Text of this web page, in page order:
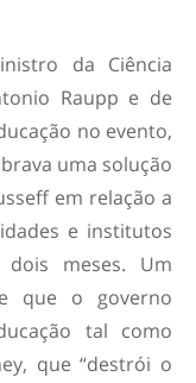
da Ciência
Raupp e de
no evento,
uma solução
em relação a
e institutos
meses. Um
que o governo
tal como
que “destrói o